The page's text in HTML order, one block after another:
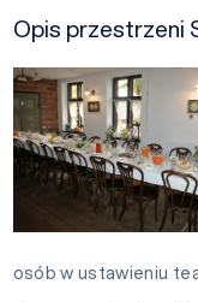
Opis przestrzeni
osób w ustawieniu